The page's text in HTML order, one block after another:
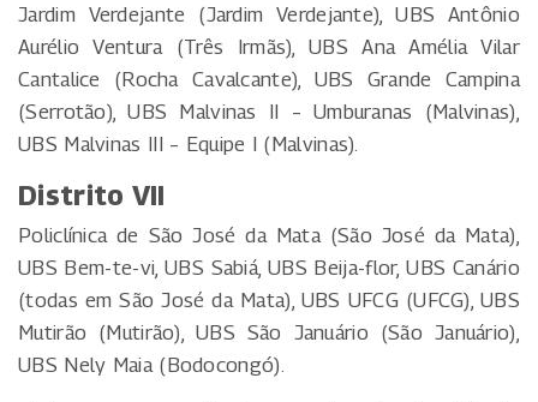
Jardim Verdejante (Jardim Verdejante), UBS Antônio
Aurélio Ventura (Três Irmãs), UBS Ana Amélia Vilar
Cantalice (Rocha Cavalcante), UBS Grande Campina
(Serrotão), UBS Malvinas II – Umburanas (Malvinas),
UBS Malvinas III – Equipe I (Malvinas).
Distrito VII
Policlínica de São José da Mata (São José da Mata),
UBS Bem-te-vi, UBS Sabiá, UBS Beija-flor, UBS Canário
(todas em São José da Mata), UBS UFCG (UFCG), UBS
Mutirão (Mutirão), UBS São Januário (São Januário),
UBS Nely Maia (Bodocongó).